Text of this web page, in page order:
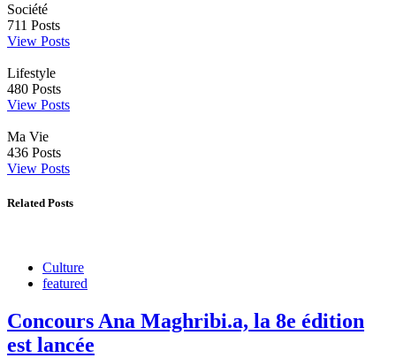
Société
711 Posts
View Posts
Lifestyle
480 Posts
View Posts
Ma Vie
436 Posts
View Posts
Related Posts
Culture
featured
Concours Ana Maghribi.a, la 8e édition
est lancée